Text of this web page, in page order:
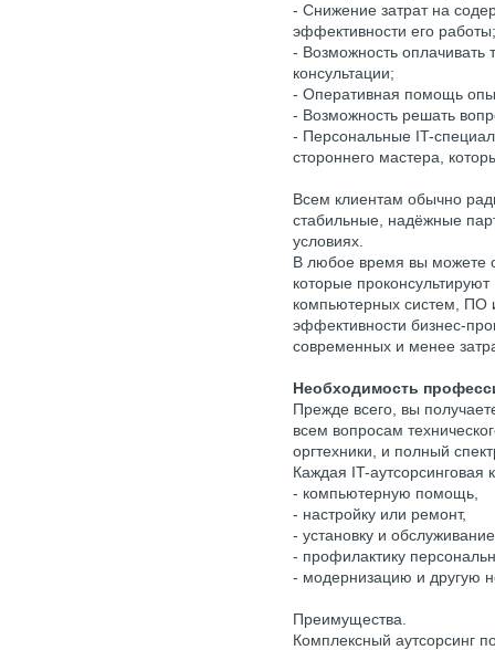
- Снижение затрат на
эффективности его работы;
- Возможность
консультации;
- Оперативная помощь
- Возможность решать
- Персональные IT-
стороннего мастера,
Всем клиентам обычно
стабильные, надёжные
условиях.
В любое время вы можете
которые
компьютерных систем, ПО
эффективности бизнес-
современных и менее
Необходимость
Прежде всего, вы
всем вопросам
оргтехники, и полный
Каждая IT-аутсорсинговая
- компьютерную помощь,
- настройку или ремонт,
- установку и
- профилактику
- модернизацию и другую
Преимущества.
Комплексный аутсорсинг